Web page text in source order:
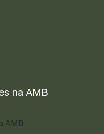
na AMB